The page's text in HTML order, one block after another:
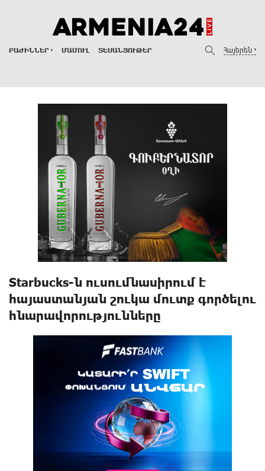
ԲԱԺԻՆՆԵՐ ՄԱՄՈՒԼ ՏԵՍԱՆՅՈՒԹԵՐ Հայերեն
Starbucks-ն ուսումնասիրում է
հայաստանյան շուկա մուտք գործելու
հնարավորությունները